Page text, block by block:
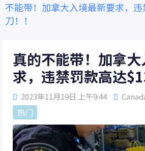
不能带！加拿大入境最新要求，
刀！！
真的不能带！加拿
求，违禁罚款高达
2023年11月19日 上午9:44
热门